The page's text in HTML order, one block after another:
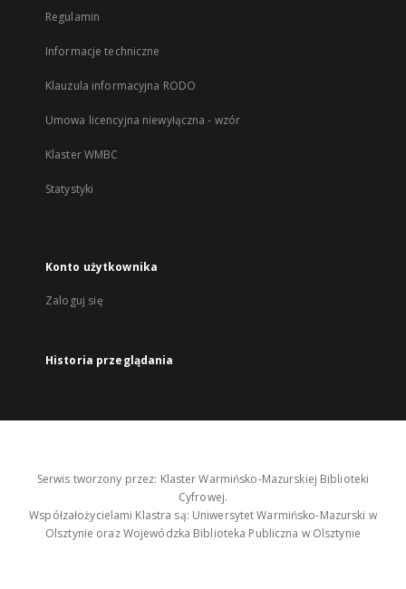
Regulamin
Informacje techniczne
Klauzula informacyjna RODO
Umowa licencyjna niewyłączna - wzór
Klaster WMBC
Statystyki
Konto użytkownika
Zaloguj się
Historia przeglądania
Serwis tworzony przez: Klaster Warmińsko-Mazurskiej Biblioteki
Cyfrowej.
Współzałożycielami Klastra są: Uniwersytet Warmińsko-Mazurski w
Olsztynie oraz Wojewódzka Biblioteka Publiczna w Olsztynie